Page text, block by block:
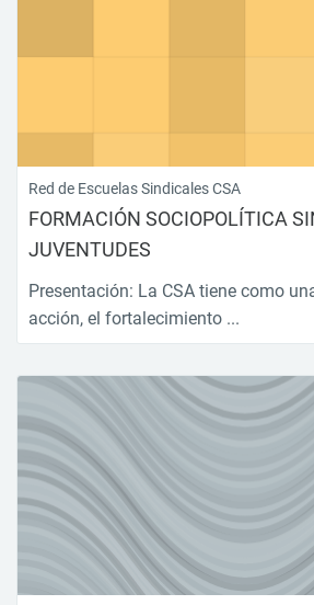
Red de Escuelas Sindicales CSA
FORMACIÓN SOCIOPOLÍTICA SINDICAL PARA
JUVENTUDES
Presentación: La CSA tiene como
acción, el fortalecimiento ...